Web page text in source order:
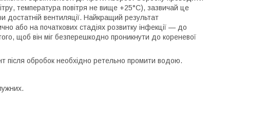
температура повітря не вище +25°С), зазвичай це
достатній вентиляції. Найкращий результат
або на початкових стадіях розвитку інфекції — до
щоб він міг безперешкодно проникнути до кореневої
після обробок необхідно ретельно промити водою.